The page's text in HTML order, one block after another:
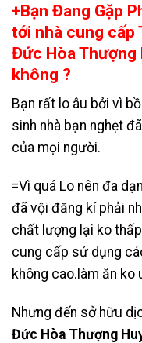
+Bạn Đang Gặp
tới nhà cung cấp
Đức Hòa Thượng
không ?
Bạn rất lo âu bởi vì
sinh nhà bạn nghẹt
của mọi người.
=Vì quá Lo nên đa
đã vội đăng kí phải
chất lượng lại ko
cung cấp sử dụng
không cao.làm ăn ko
Nhưng đến sở hữu
Đức Hòa Thượng